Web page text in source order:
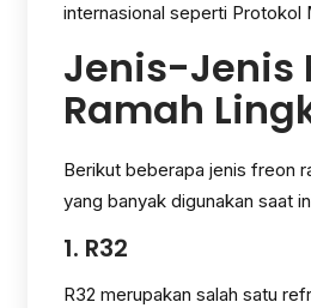
internasional seperti Protokol
Jenis-Jenis
Ramah
Berikut beberapa jenis freon
yang banyak digunakan saat
1. R32
R32 merupakan salah satu